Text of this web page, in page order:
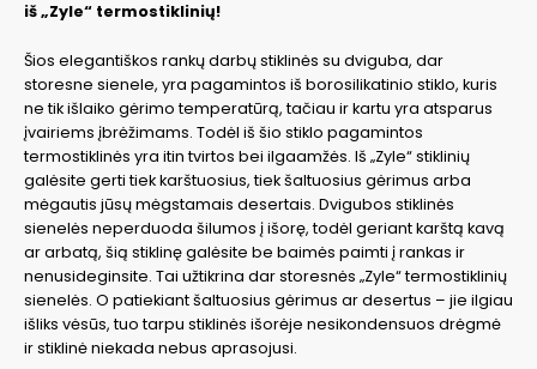
iš „Zyle“ termostiklinių!
Šios elegantiškos rankų darbų stiklinės su dviguba, dar
storesne sienele, yra pagamintos iš borosilikatinio stiklo, kuris
ne tik išlaiko gėrimo temperatūrą, tačiau ir kartu yra atsparus
įvairiems įbrėžimams. Todėl iš šio stiklo pagamintos
termostiklinės yra itin tvirtos bei ilgaamžės. Iš „Zyle“ stiklinių
galėsite gerti tiek karštuosius, tiek šaltuosius gėrimus arba
mėgautis jūsų mėgstamais desertais. Dvigubos stiklinės
sienelės neperduoda šilumos į išorę, todėl geriant karštą kavą
ar arbatą, šią stiklinę galėsite be baimės paimti į rankas ir
nenusideginsite. Tai užtikrina dar storesnės „Zyle“ termostiklinių
sienelės. O patiekiant šaltuosius gėrimus ar desertus – jie ilgiau
išliks vėsūs, tuo tarpu stiklinės išorėje nesikondensuos drėgmė
ir stiklinė niekada nebus aprasojusi.